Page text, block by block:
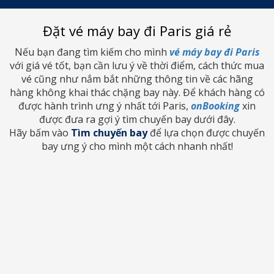
Sydney
Sydney
Đặt vé máy bay đi Paris giá rẻ
Nếu bạn đang tìm kiếm cho mình vé máy bay đi Paris
với giá vé tốt, bạn cần lưu ý về thời điểm, cách thức mua
vé cũng như nắm bắt những thông tin về các hãng
hàng không khai thác chặng bay này. Để khách hàng có
được hành trình ưng ý nhất tới Paris, onBookingxin
được đưa ra gợi ý tìm chuyến bay dưới đây.
Hãy bấm vào Tìm chuyến bayđể lựa chọn được chuyến
bay ưng ý cho mình một cách nhanh nhất!